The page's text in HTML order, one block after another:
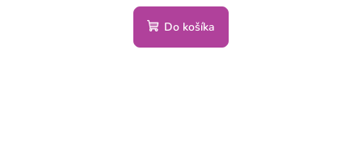
Do košíka